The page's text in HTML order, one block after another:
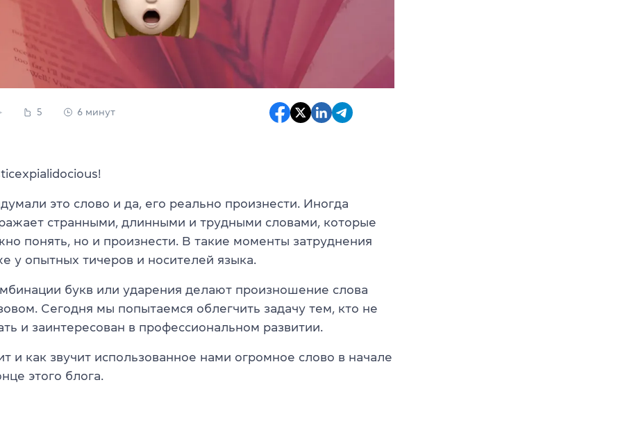
5 6 минут
это слово и да, его реально произнести. Иногда
странными, длинными и трудными словами, которые
понять, но и произнести. В такие моменты затруднения
у опытных тичеров и носителей языка.
букв или ударения делают произношение слова
Сегодня мы попытаемся облегчить задачу тем, кто не
и заинтересован в профессиональном развитии.
и как звучит использованное нами огромное слово в начале
этого блога.